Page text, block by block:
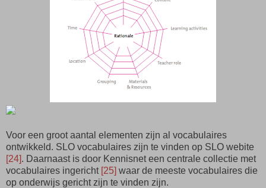
Voor een groot aantal elementen zijn al vocabulaires
ontwikkeld. SLO vocabulaires zijn te vinden op SLO webite
[24]. Daarnaast is door Kennisnet een centrale collectie met
vocabulaires ingericht [25] waar de meeste vocabulaires die
op onderwijs gericht zijn te vinden zijn.